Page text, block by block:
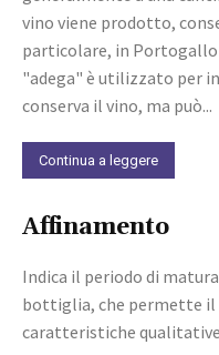
vino viene prodotto,
particolare, in Portogallo
"adega" è utilizzato per
conserva il vino, ma può...
Continua a leggere
Affinamento
Indica il periodo di
bottiglia, che permette
caratteristiche